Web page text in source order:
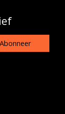
Abonneer